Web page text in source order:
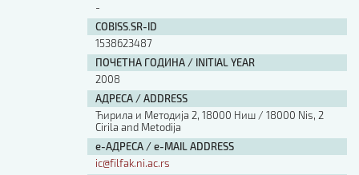
-
COBISS.SR-ID
1538623487
ПОЧЕТНА ГОДИНА / INITIAL YEAR
2008
АДРЕСА / ADDRESS
Ћирила и Методија 2, 18000 Ниш / 18000 Nis, 2
Cirila and Metodija
е-АДРЕСА / e-MAIL ADDRESS
ic@filfak.ni.ac.rs